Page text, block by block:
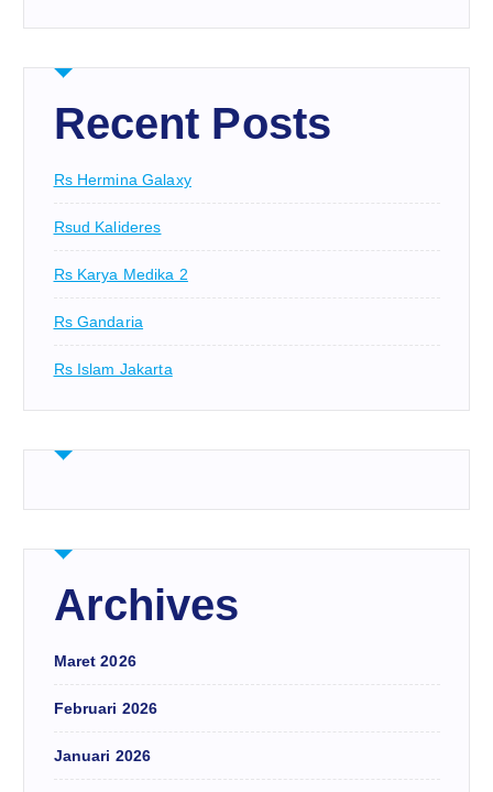
Recent Posts
Rs Hermina Galaxy
Rsud Kalideres
Rs Karya Medika 2
Rs Gandaria
Rs Islam Jakarta
Archives
Maret 2026
Februari 2026
Januari 2026